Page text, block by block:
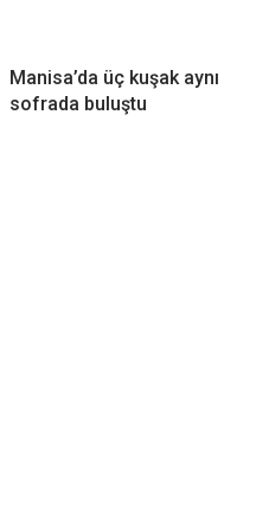
Manisa’da üç kuşak aynı
sofrada buluştu